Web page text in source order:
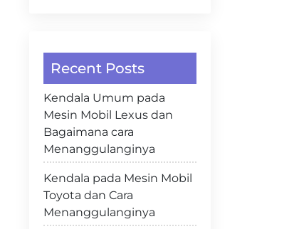
Recent Posts
Kendala Umum pada
Mesin Mobil Lexus dan
Bagaimana cara
Menanggulanginya
Kendala pada Mesin Mobil
Toyota dan Cara
Menanggulanginya